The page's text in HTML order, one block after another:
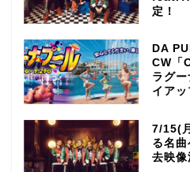
定！
DA
CW「
ラグ
イアッ
7/15(
る名
去映像